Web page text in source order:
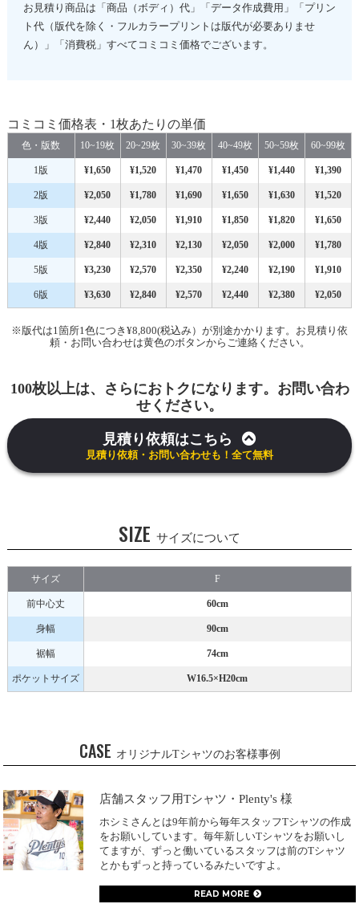
お見積り商品は「商品（ボディ）代」「データ作成費用」「プリン
ト代（版代を除く・フルカラープリントは版代が必要ありませ
ん）」「消費税」すべてコミコミ価格でございます。
コミコミ価格表・1枚あたりの単価
色・版数 10~19枚 20~29枚 30~39枚 40~49枚 50~59枚 60~99枚
1版 ¥1,650 ¥1,520 ¥1,470 ¥1,450 ¥1,440 ¥1,390
2版 ¥2,050 ¥1,780 ¥1,690 ¥1,650 ¥1,630 ¥1,520
3版 ¥2,440 ¥2,050 ¥1,910 ¥1,850 ¥1,820 ¥1,650
4版 ¥2,840 ¥2,310 ¥2,130 ¥2,050 ¥2,000 ¥1,780
5版 ¥3,230 ¥2,570 ¥2,350 ¥2,240 ¥2,190 ¥1,910
6版 ¥3,630 ¥2,840 ¥2,570 ¥2,440 ¥2,380 ¥2,050
※版代は1箇所1色につき¥8,800(税込み）が別途かかります。お見積り依
頼・お問い合わせは黄色のボタンからご連絡ください。
100枚以上は、さらにおトクになります。お問い合わ
せください。
見積り依頼はこちら
見積り依頼・お問い合わせも！全て無料
SIZE サイズについて
サイズ F
前中心丈 60cm
身幅 90cm
裾幅 74cm
ポケットサイズ W16.5×H20cm
CASE オリジナルTシャツのお客様事例
店舗スタッフ用Tシャツ・Plenty's 様
ホシミさんとは9年前から毎年スタッフTシャツの作成
をお願いしています。毎年新しいTシャツをお願いし
てますが、ずっと働いているスタッフは前のTシャツ
とかもずっと持っているみたいですよ。
READ MORE